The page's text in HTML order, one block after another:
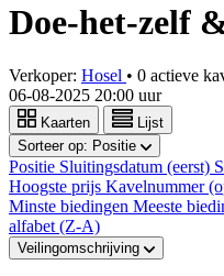
Doe-het-zelf
Verkoper: Hosel • 0 actieve
06-08-2025 20:00 uur
Kaarten
Lijst
Sorteer op: Positie
Positie Sluitingsdatum (eerst)
Hoogste prijs Kavelnummer
Minste biedingen Meeste
alfabet (Z-A)
Veilingomschrijving